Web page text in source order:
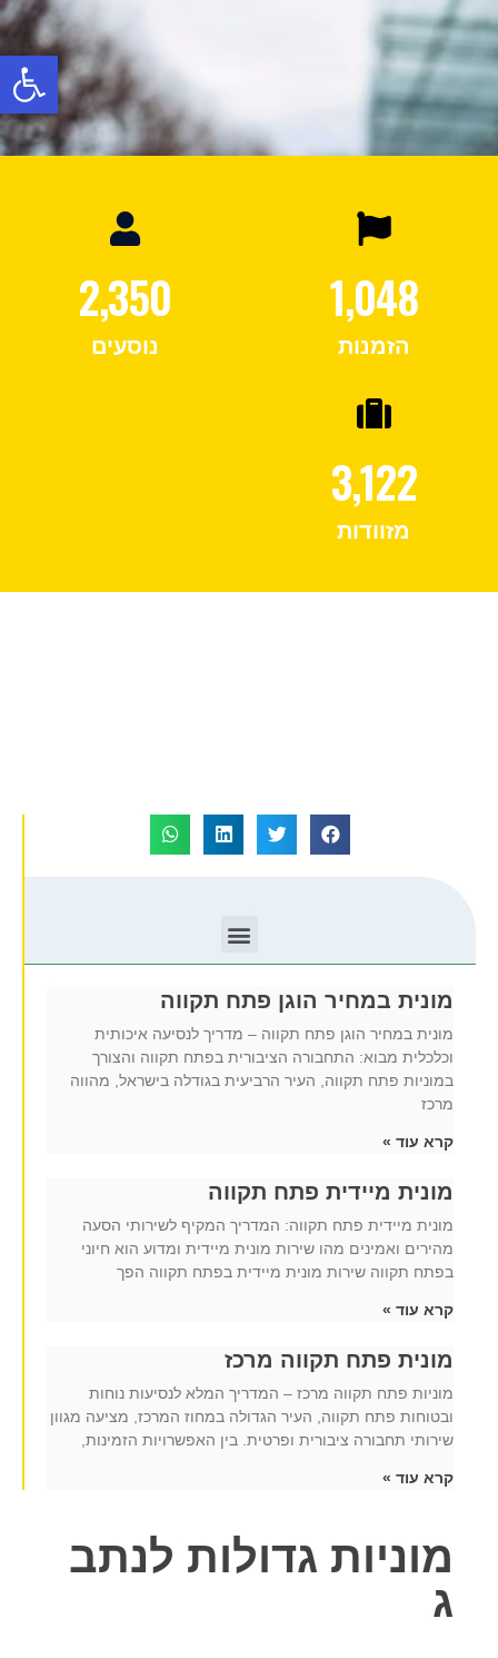
1,048
הזמנות
2,350
נוסעים
3,122
מזוודות
מונית במחיר הוגן פתח תקווה
מונית במחיר הוגן פתח תקווה – מדריך לנסיעה איכותית
וכלכלית מבוא: התחבורה הציבורית בפתח תקווה והצורך
במוניות פתח תקווה, העיר הרביעית בגודלה בישראל, מהווה
מרכז
קרא עוד »
מונית מיידית פתח תקווה
מונית מיידית פתח תקווה: המדריך המקיף לשירותי הסעה
מהירים ואמינים מהו שירות מונית מיידית ומדוע הוא חיוני
בפתח תקווה שירות מונית מיידית בפתח תקווה הפך
קרא עוד »
מונית פתח תקווה מרכז
מוניות פתח תקווה מרכז – המדריך המלא לנסיעות נוחות
ובטוחות פתח תקווה, העיר הגדולה במחוז המרכז, מציעה מגוון
שירותי תחבורה ציבורית ופרטית. בין האפשרויות הזמינות,
קרא עוד »
מוניות גדולות לנתב
ג